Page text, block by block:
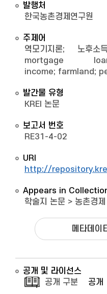
발행처
한국농촌경제연구원
주제어
역모기지론; 노후
mortgage
income; farmland;
발간물 유형
KREI 논문
보고서 번호
RE31-4-02
URI
http://
Appears in
학술지 논문 > 농촌경
메타데이
공개 및 라이선스
공개 구분
공개